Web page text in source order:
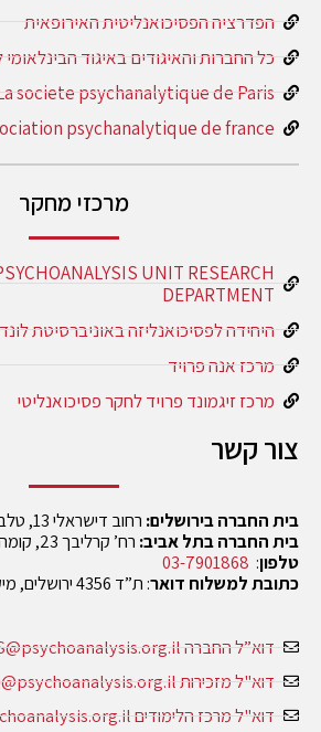
הפדרציה הפסיכואנליטית האירופאית
כל החברות והאיגודים באיגוד הבינלאומי
societe psychanalytique de Paris
psychanalytique de france
מרכזי מחקר
UNIT RESEARCH
DEPARTMENT
היחידה לפסיכואנליזה באוניברסיטת
מרכז אנה פרויד
מרכז זיגמונד פרויד לחקר פסיכואנליטי
צור קשר
בית החברה בירושלים: רחוב דישראלי 13, טלבייה, ירושלים
בית החברה בתל אביב: רח’ קרליבך 23, קומה 1 תל אביב
טלפון:
03-7901868
כתובת למשלוח דואר: ת”ד 4356 ירושלים, מיקוד 9104202
דוא”ל החברה IPS@psychoanalysis.org.il
דוא"ל מזכירות office@psychoanalysis.org.il
דוא"ל מרכז הלימודים Limudim@psychoanalysis.org.il